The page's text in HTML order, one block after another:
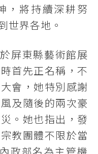
，將持續深耕努
世界各地。
屏東縣藝術館展
首先正名稱，不
會，她特別感謝
及隨後的兩次豪
。她也指出，發
教團體不限於當